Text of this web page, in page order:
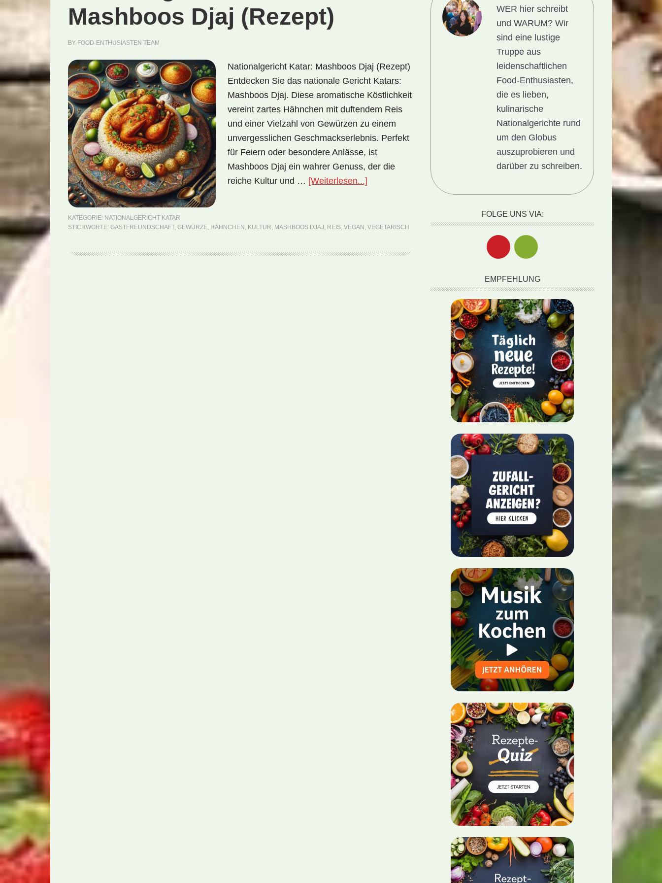
Mashboos Djaj (Rezept)
BY FOOD-ENTHUSIASTEN TEAM
Nationalgericht Katar: Mashboos Djaj (Rezept)
Entdecken Sie das nationale Gericht Katars:
Mashboos Djaj. Diese aromatische Köstlichkeit
vereint zartes Hähnchen mit duftendem Reis
und einer Vielzahl von Gewürzen zu einem
unvergesslichen Geschmackserlebnis. Perfekt
für Feiern oder besondere Anlässe, ist
Mashboos Djaj ein wahrer Genuss, der die
reiche Kultur und … [Weiterlesen...] ÜberNationalgericht
Djaj
KATEGORIE: NATIONALGERICHT KATAR
STICHWORTE: GASTFREUNDSCHAFT, GEWÜRZE, HÄHNCHEN , KULTUR, MASHBOOS DJAJ, REIS, VEGAN , VEGETARISCH
WER hier schreibt
und WARUM?Wir
sind eine lustige
Truppe aus
leidenschaftlichen
Food-Enthusiasten,
die es lieben,
kulinarische
Nationalgerichte rund
um den Globus
auszuprobieren und
darüber zu schreiben.
FOLGE UNS VIA:
EMPFEHLUNG